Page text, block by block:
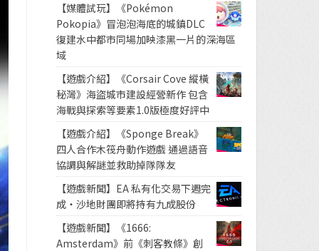
【媒體試玩】《Pokémon
Pokopia》冒泡泡海底的城鎮DLC
復建水中都市同場加映漆黑一片的深海區
域
【遊戲介紹】《Corsair Cove 縱橫
秘灣》海盜城市建設經營新作 包含
海戰與探索等要素1.0版極度好評中
【遊戲介紹】《Sponge Break》
四人合作木筏舟動作遊戲 通過語音
協調與解謎並救助掉隊隊友
【遊戲新聞】EA 私有化交易下週完
成・沙地財團即將持有九成股份
【遊戲新聞】《1666:
Amsterdam》前《刺客教條》創